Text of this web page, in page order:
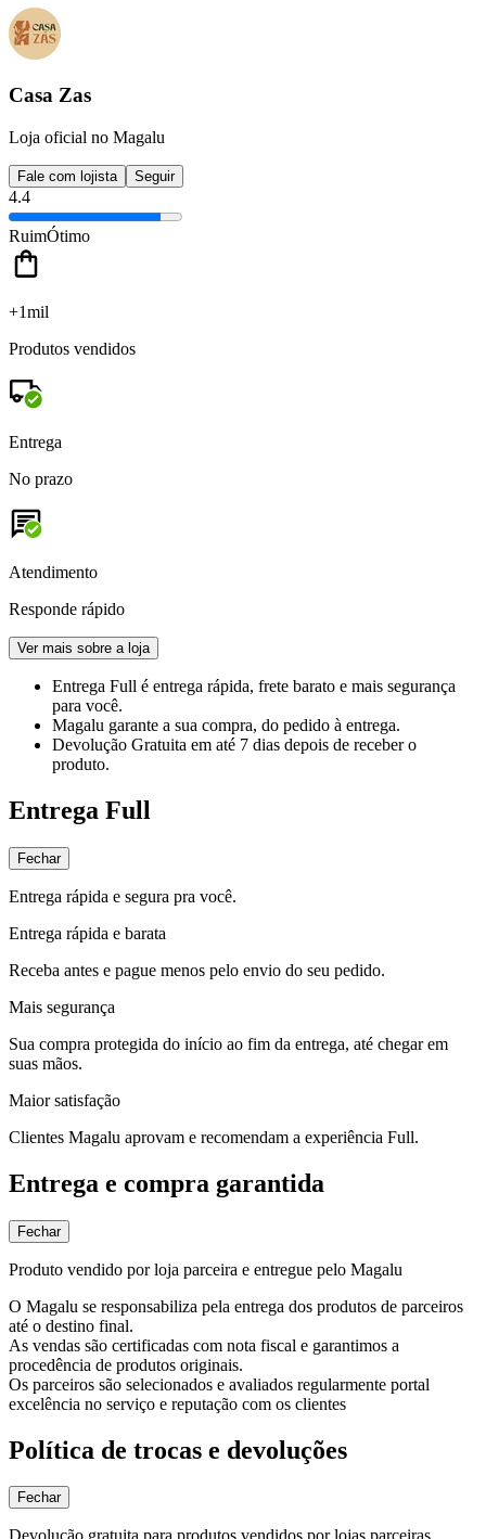
Casa Zas
Loja oficial no Magalu
Fale com lojista Seguir
4.4
RuimÓtimo
+1mil
Produtos vendidos
Entrega
No prazo
Atendimento
Responde rápido
Ver mais sobre a loja
Entrega Full é entrega rápida, frete barato e mais segurança
para você.
Magalu garante a sua compra, do pedido à entrega.
Devolução Gratuita em até 7 dias depois de receber o
produto.
Entrega Full
Fechar
Entrega rápida e segura pra você.
Entrega rápida e barata
Receba antes e pague menos pelo envio do seu pedido.
Mais segurança
Sua compra protegida do início ao fim da entrega, até chegar em
suas mãos.
Maior satisfação
Clientes Magalu aprovam e recomendam a experiência Full.
Entrega e compra garantida
Fechar
Produto vendido por loja parceira e entregue pelo Magalu
O Magalu se responsabiliza pela entrega dos produtos de parceiros
até o destino final.
As vendas são certificadas com nota fiscal e garantimos a
procedência de produtos originais.
Os parceiros são selecionados e avaliados regularmente portal
excelência no serviço e reputação com os clientes
Política de trocas e devoluções
Fechar